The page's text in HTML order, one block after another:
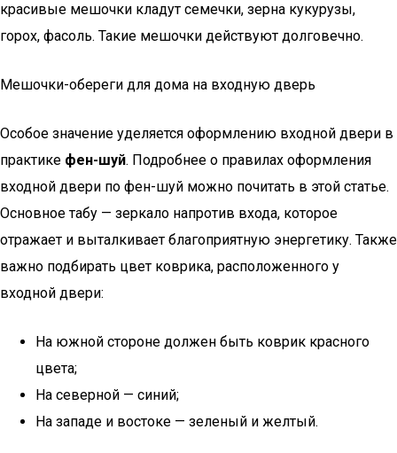
красивые мешочки кладут семечки, зерна кукурузы,
горох, фасоль. Такие мешочки действуют долговечно.
Мешочки-обереги для дома на входную дверь
Особое значение уделяется оформлению входной двери в
практике фен-шуй. Подробнее о правилах оформления
входной двери по фен-шуй можно почитать в этой статье.
Основное табу — зеркало напротив входа, которое
отражает и выталкивает благоприятную энергетику. Также
важно подбирать цвет коврика, расположенного у
входной двери:
На южной стороне должен быть коврик красного
цвета;
На северной — синий;
На западе и востоке — зеленый и желтый.